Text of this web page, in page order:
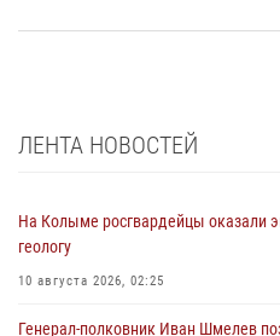
ЛЕНТА НОВОСТЕЙ
На Колыме росгвардейцы оказали
геологу
10 августа 2026, 02:25
Генерал-полковник Иван Шмелев